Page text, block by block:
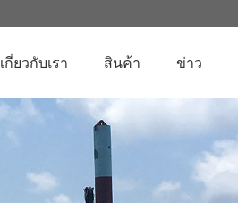
เกี่ยวกับเรา สินค้า ข่าว